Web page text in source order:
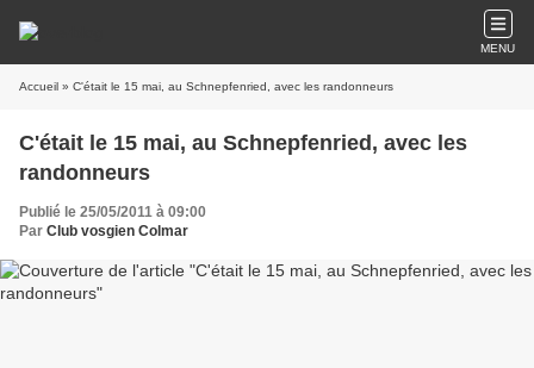
MENU
Accueil » C'était le 15 mai, au Schnepfenried, avec les randonneurs
C'était le 15 mai, au Schnepfenried, avec les
randonneurs
Publié le 25/05/2011 à 09:00
Par Club vosgien Colmar